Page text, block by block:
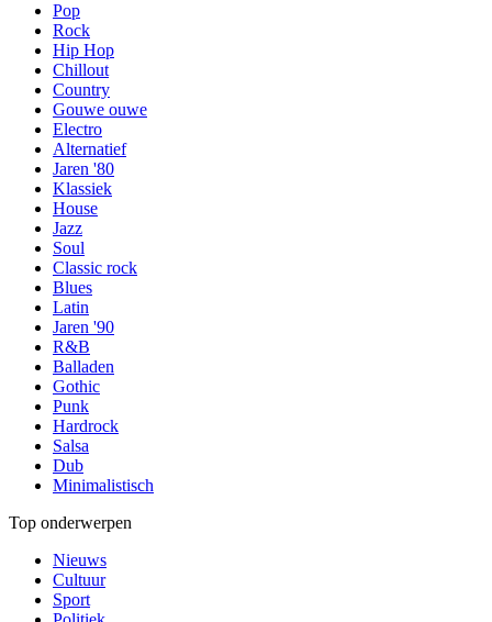
Pop
Rock
Hip Hop
Chillout
Country
Gouwe ouwe
Electro
Alternatief
Jaren '80
Klassiek
House
Jazz
Soul
Classic rock
Blues
Latin
Jaren '90
R&B
Balladen
Gothic
Punk
Hardrock
Salsa
Dub
Minimalistisch
Top onderwerpen
Nieuws
Cultuur
Sport